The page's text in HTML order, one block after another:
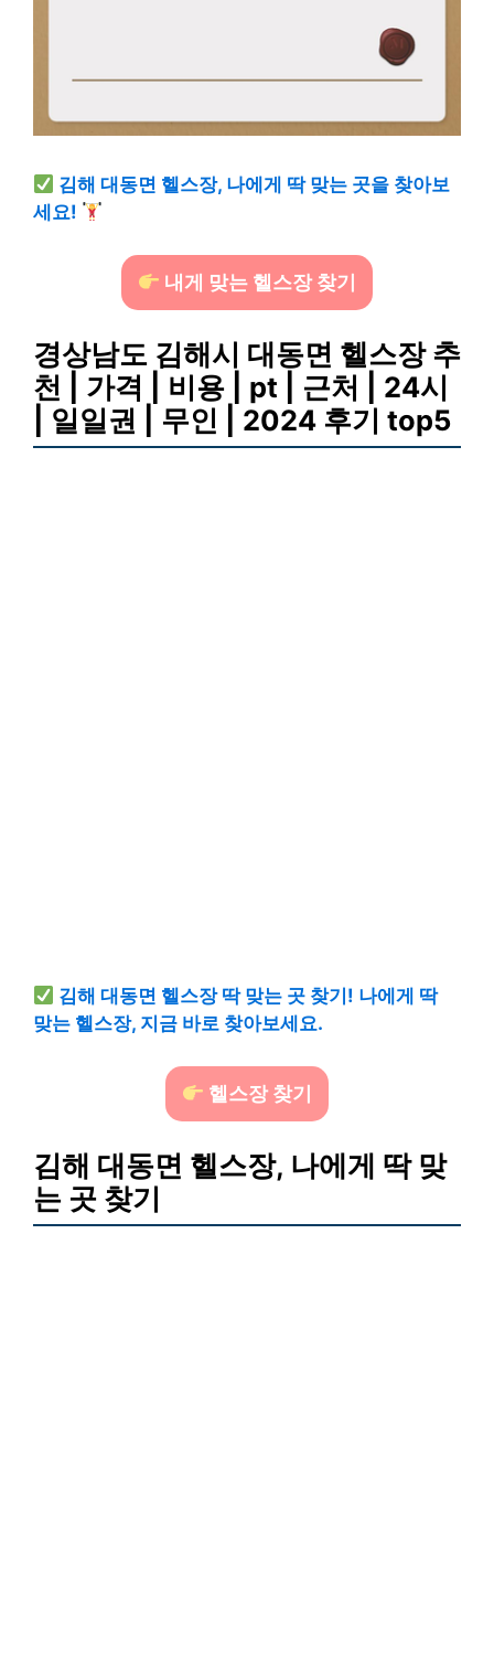
김해 대동면 헬스장, 나에게 딱 맞는 곳을 찾아보
세요!
내게 맞는 헬스장 찾기
경상남도 김해시 대동면 헬스장 추
천 | 가격 | 비용 | pt | 근처 | 24시
| 일일권 | 무인 | 2024 후기 top5
김해 대동면 헬스장 딱 맞는 곳 찾기! 나에게 딱
맞는 헬스장, 지금 바로 찾아보세요.
헬스장 찾기
김해 대동면 헬스장, 나에게 딱 맞
는 곳 찾기